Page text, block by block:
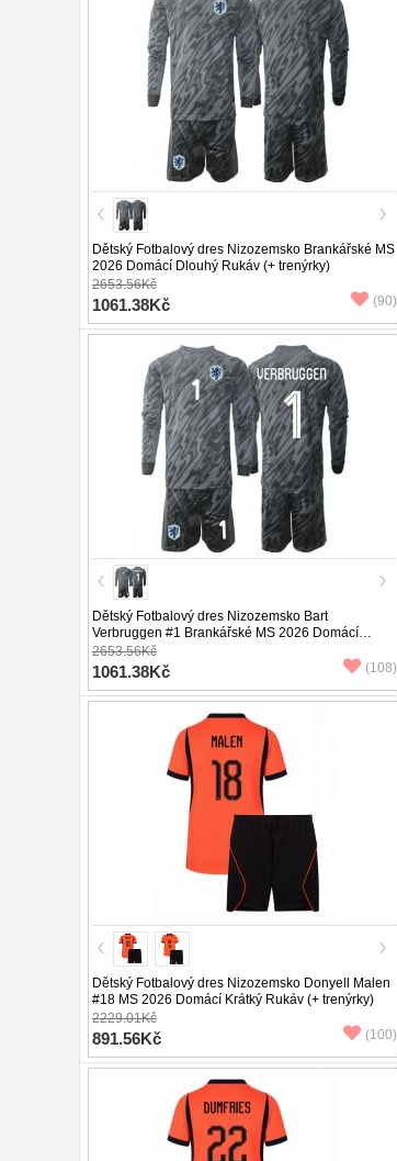
Dětský Fotbalový dres Nizozemsko Brankářské MS
2026 Domácí Dlouhý Rukáv (+ trenýrky)
2653.56Kč
1061.38Kč (90)
Dětský Fotbalový dres Nizozemsko Bart
Verbruggen #1 Brankářské MS 2026 Domácí
Dlouhý Rukáv (+ trenýrky)
2653.56Kč
1061.38Kč (108)
Dětský Fotbalový dres Nizozemsko Donyell Malen
#18 MS 2026 Domácí Krátký Rukáv (+ trenýrky)
2229.01Kč
891.56Kč (100)